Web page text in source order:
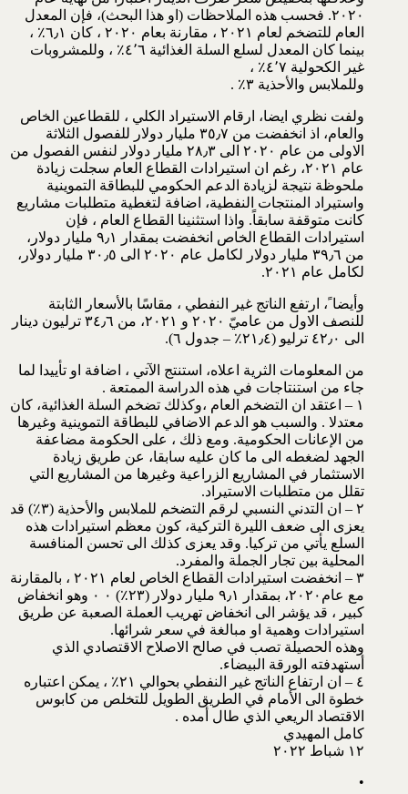
٢٠٢٠. فحسب هذه الملاحظات (او هذا البحث)، فإن المعدل
العام للتضخم لعام ٢٠٢١ ، مقارنة بعام ٢٠٢٠ ، كان ٦٫١٪؜ ،
بينما كان المعدل لسلع السلة الغذائية ٤٬٦٪؜ ، وللمشروبات
غير الكحولية ٤٬٧٪؜ ،
وللملابس والأحذية ٣٪؜ .
ولفت نظري ايضا، ارقام الاستيراد الكلي ، للقطاعين الخاص
والعام، اذ انخفضت من ٣٥٫٧ مليار دولار للفصول الثلاثة
الاولى من عام ٢٠٢٠ الى ٢٨٫٣ مليار دولار لنفس الفصول من
عام ٢٠٢١، رغم ان استيرادات القطاع العام سجلت زيادة
ملحوظة نتيجة لزيادة الدعم الحكومي للبطاقة التموينية
واستيراد المنتجات النفطية، اضافة لتغطية متطلبات مشاريع
كانت متوقفة سابقاً. واذا استثنينا القطاع العام ، فإن
استيرادات القطاع الخاص انخفضت بمقدار ٩٫١ مليار دولار،
من ٣٩٫٦ مليار دولار لكامل عام ٢٠٢٠ الى ٣٠٫٥ مليار دولار،
لكامل عام ٢٠٢١.
وأيضا ً، ارتفع الناتج غير النفطي ، مقاسًا بالأسعار الثابتة
للنصف الاول من عاميّ ٢٠٢٠ و ٢٠٢١، من ٣٤٫٦ ترليون دينار
الى ٤٢٫٠ ترليو (٢١٫٤٪؜ – جدول ٦).
من المعلومات الثرية اعلاه، استنتج الآتي ، اضافة او تأييدا لما
جاء من استنتاجات في هذه الدراسة الممتعة .
١ – اعتقد ان التضخم العام ،وكذلك تضخم السلة الغذائية، كان
معتدلا . والسبب هو الدعم الاضافي للبطاقة التموينية وغيرها
من الإعانات الحكومية. ومع ذلك ، على الحكومة مضاعفة
الجهد لضغطه الى ما كان عليه سابقا، عن طريق زيادة
الاستثمار في المشاريع الزراعية وغيرها من المشاريع التي
تقلل من متطلبات الاستيراد.
٢ – ان التدني النسبي لرقم التضخم للملابس والأحذية (٣٪؜) قد
يعزى الى ضعف الليرة التركية، كون معظم استيرادات هذه
السلع يأتي من تركيا. وقد يعزى كذلك الى تحسن المنافسة
المحلية بين تجار الجملة والمفرد.
٣ – انخفضت استيرادات القطاع الخاص لعام ٢٠٢١ ، بالمقارنة
مع عام٢٠٢٠، بمقدار ٩٫١ مليار دولار (٢٣٪؜) ٠ ٠ وهو انخفاض
كبير ، قد يؤشر الى انخفاض تهريب العملة الصعبة عن طريق
استيرادات وهمية او مبالغة في سعر شرائها.
وهذه الحصيلة تصب في صالح الاصلاح الاقتصادي الذي
أستهدفته الورقة البيضاء.
٤ – ان ارتفاع الناتج غير النفطي بحوالي ٢١٪؜ ، يمكن اعتباره
خطوة الى الأمام في الطريق الطويل للتخلص من كابوس
الاقتصاد الريعي الذي طال أمده .
كامل المهيدي
١٢ شباط ٢٠٢٢
•